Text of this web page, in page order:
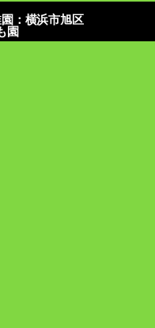
：横浜市旭区
園